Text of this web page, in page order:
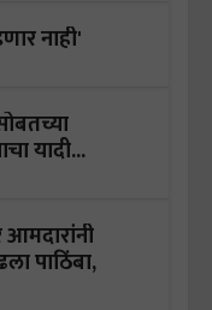
नाही'
यादी...
पाठिंबा,